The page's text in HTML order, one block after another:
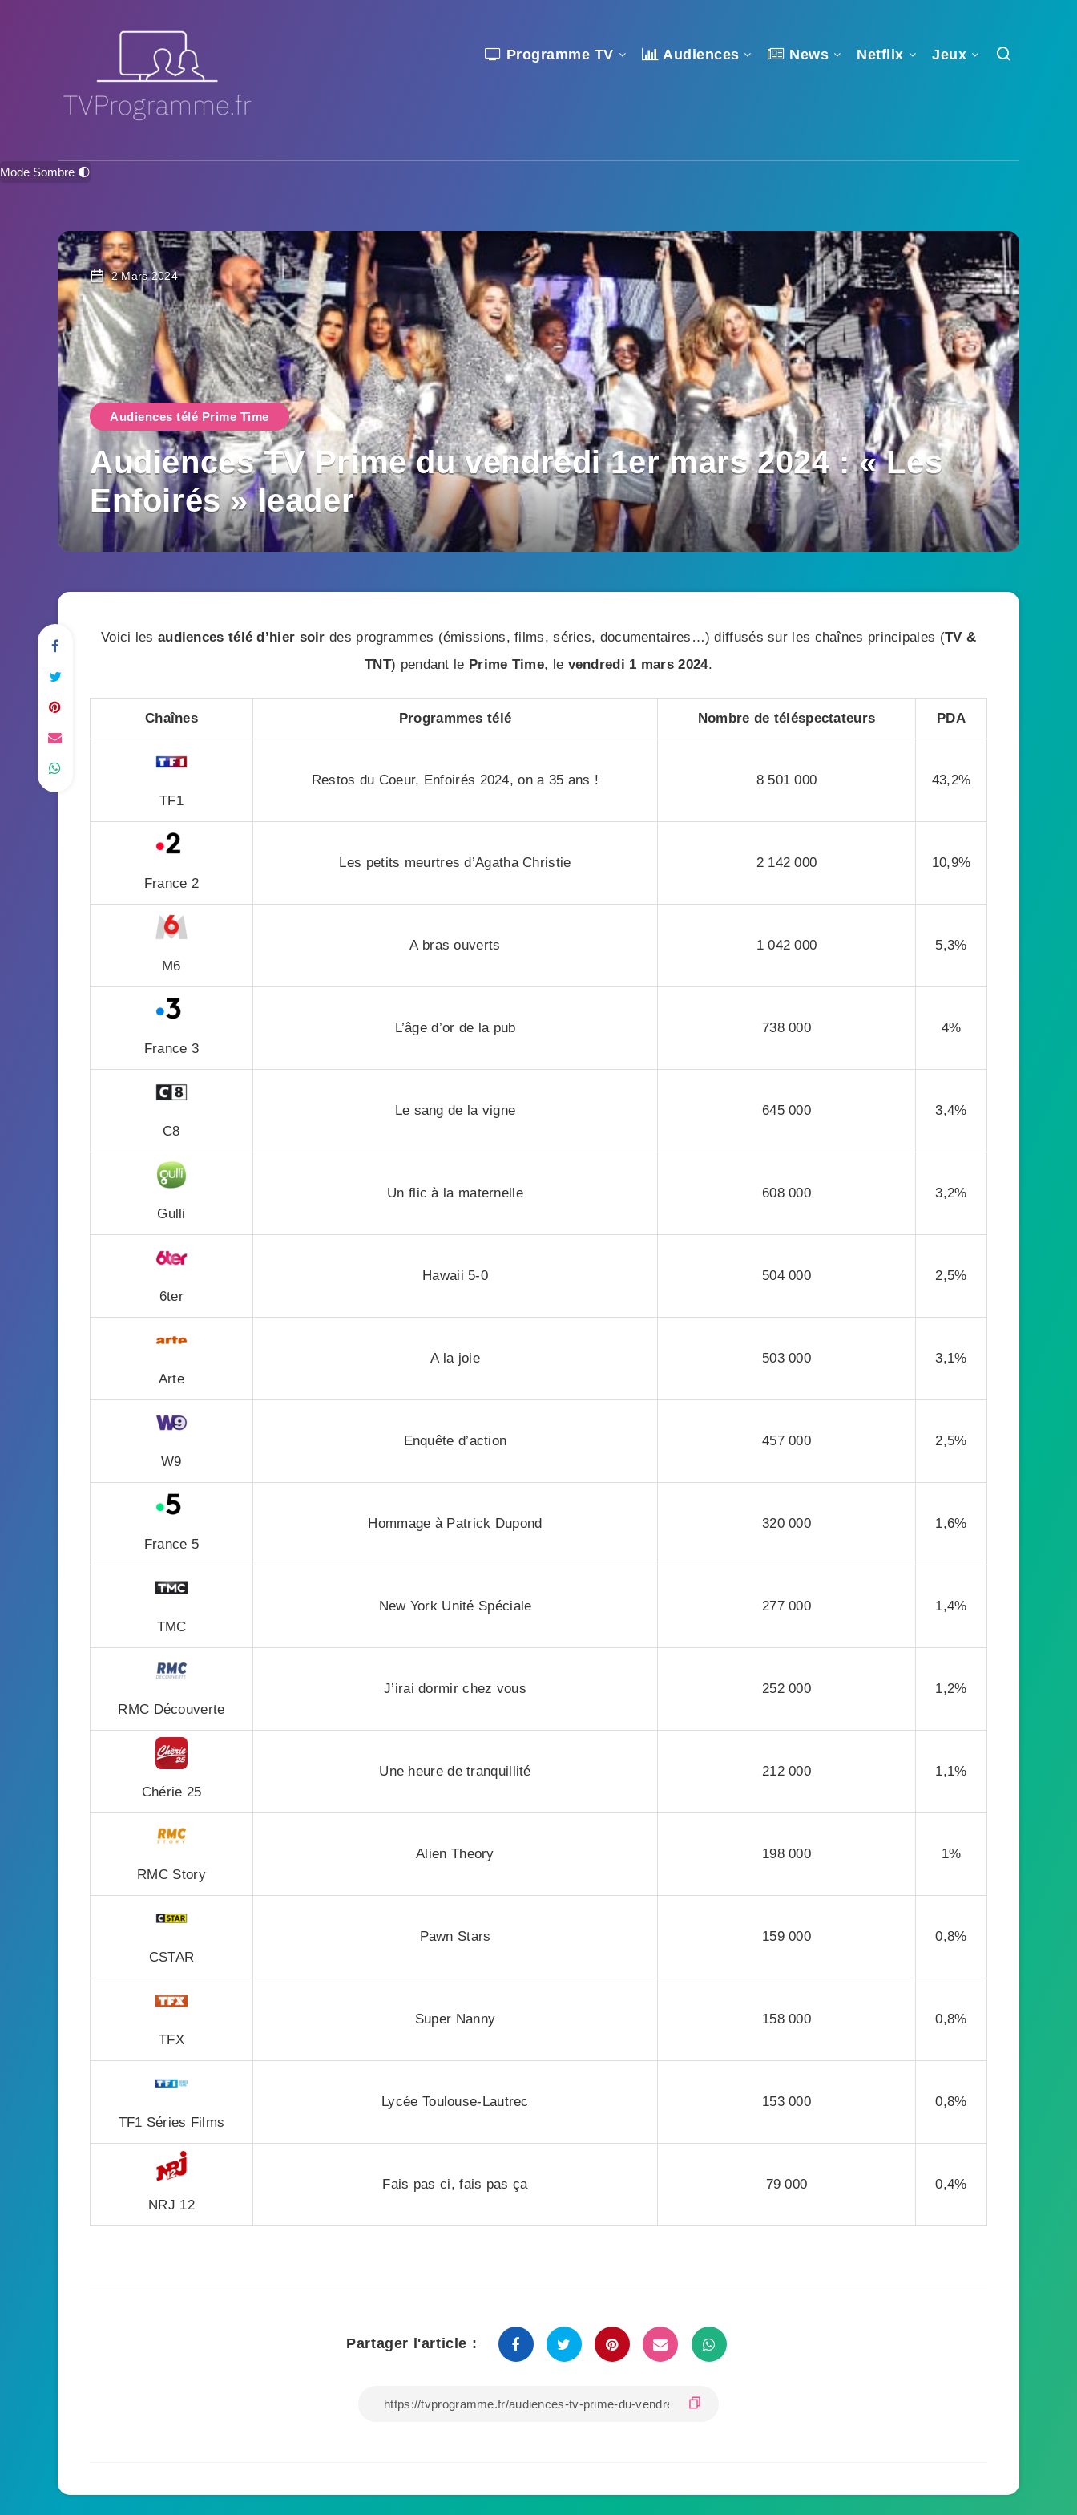
Programme TV Audiences News Netflix Jeux
Mode Sombre 🌓
2 Mars 2024
Audiences télé Prime Time
Audiences TV Prime du vendredi 1er mars 2024 : « Les
Enfoirés » leader
Voici les audiences télé d’hier soir des programmes (émissions, films, séries, documentaires…) diffusés sur les chaînes principales (TV &
TNT) pendant le Prime Time, le vendredi 1 mars 2024.
Chaînes Programmes télé Nombre de téléspectateurs PDA
TF1
Restos du Coeur, Enfoirés 2024, on a 35 ans ! 8 501 000 43,2%
France 2
Les petits meurtres d’Agatha Christie 2 142 000 10,9%
M6
A bras ouverts 1 042 000 5,3%
France 3
L’âge d’or de la pub 738 000 4%
C8
Le sang de la vigne 645 000 3,4%
Gulli
Un flic à la maternelle 608 000 3,2%
6ter
Hawaii 5-0 504 000 2,5%
Arte
A la joie 503 000 3,1%
W9
Enquête d’action 457 000 2,5%
France 5
Hommage à Patrick Dupond 320 000 1,6%
TMC
New York Unité Spéciale 277 000 1,4%
RMC Découverte
J’irai dormir chez vous 252 000 1,2%
Chérie 25
Une heure de tranquillité 212 000 1,1%
RMC Story
Alien Theory 198 000 1%
CSTAR
Pawn Stars 159 000 0,8%
TFX
Super Nanny 158 000 0,8%
TF1 Séries Films
Lycée Toulouse-Lautrec 153 000 0,8%
NRJ 12
Fais pas ci, fais pas ça 79 000 0,4%
Partager l'article :
vie privée